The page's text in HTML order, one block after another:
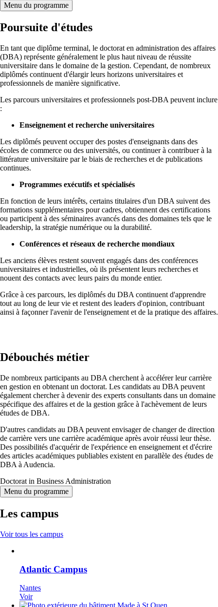
Menu du programme
Poursuite d'études
En tant que diplôme terminal, le doctorat en administration des affaires
(DBA) représente généralement le plus haut niveau de réussite
universitaire dans le domaine de la gestion. Cependant, de nombreux
diplômés continuent d'élargir leurs horizons universitaires et
professionnels de manière significative.
Les parcours universitaires et professionnels post-DBA peuvent inclure
:
Enseignement et recherche universitaires
Les diplômés peuvent occuper des postes d'enseignants dans des
écoles de commerce ou des universités, ou continuer à contribuer à la
littérature universitaire par le biais de recherches et de publications
continues.
Programmes exécutifs et spécialisés
En fonction de leurs intérêts, certains titulaires d'un DBA suivent des
formations supplémentaires pour cadres, obtiennent des certifications
ou participent à des séminaires avancés dans des domaines tels que le
leadership, la stratégie numérique ou la durabilité.
Conférences et réseaux de recherche mondiaux
Les anciens élèves restent souvent engagés dans des conférences
universitaires et industrielles, où ils présentent leurs recherches et
nouent des contacts avec leurs pairs du monde entier.
Grâce à ces parcours, les diplômés du DBA continuent d'apprendre
tout au long de leur vie et restent des leaders d'opinion, contribuant
ainsi à façonner l'avenir de l'enseignement et de la pratique des affaires.
Débouchés métier
De nombreux participants au DBA cherchent à accélérer leur carrière
en gestion en obtenant un doctorat. Les candidats au DBA peuvent
également chercher à devenir des experts consultants dans un domaine
spécifique des affaires et de la gestion grâce à l'achèvement de leurs
études de DBA.
D'autres candidats au DBA peuvent envisager de changer de direction
de carrière vers une carrière académique après avoir réussi leur thèse.
Des possibilités d'acquérir de l'expérience en enseignement et d'écrire
des articles académiques publiables existent en parallèle des études de
DBA à Audencia.
Doctorat in Business Administration
Menu du programme
Les campus
Voir tous les campus
Atlantic Campus
Nantes
Voir